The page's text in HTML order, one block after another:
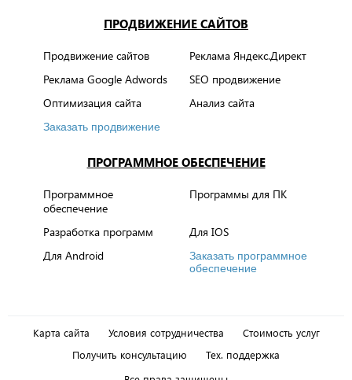
ПРОДВИЖЕНИЕ САЙТОВ
Продвижение сайтов
Реклама Яндекс.Директ
Реклама Google Adwords
SEO продвижение
Оптимизация сайта
Анализ сайта
Заказать продвижение
ПРОГРАММНОЕ ОБЕСПЕЧЕНИЕ
Программное
обеспечение
Программы для ПК
Разработка программ
Для IOS
Для Android
Заказать программное
обеспечение
Карта сайта Условия сотрудничества
Стоимость услуг
Получить консультацию
Тех. поддержка